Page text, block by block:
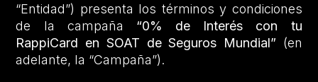
“Entidad”) presenta los términos y condiciones
de la campaña “0% de Interés con tu
RappiCard en SOAT de Seguros Mundial” (en
adelante, la “Campaña”).